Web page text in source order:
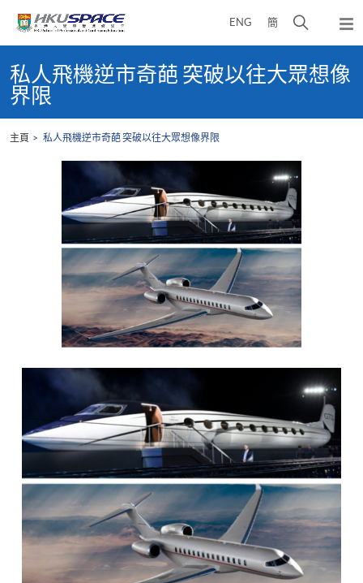
ENG 簡
開
搜
尋
面
彈
出
主
選
content
start私人飛機逆市奇葩 突破以往大眾想像
界限
主頁 私人飛機逆市奇葩 突破以往大眾想像界限